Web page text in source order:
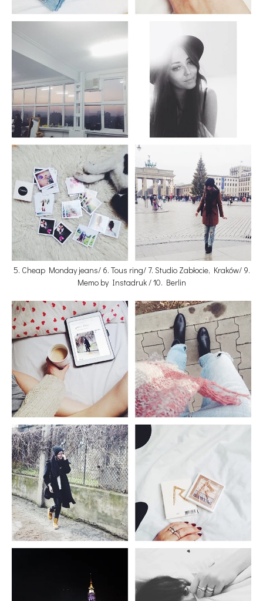
5. Cheap Monday jeans/ 6. Tous ring/ 7. Studio Zabłocie, Kraków/ 9.
Memo by Instadruk / 10. Berlin